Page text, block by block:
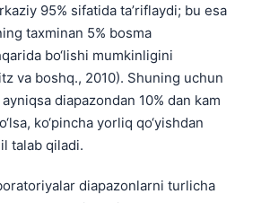
95% sifatida ta’riflaydi; bu esa
taxminan 5% bosma
bo‘lishi mumkinligini
va boshq., 2010). Shuning uchun
diapazondan 10% dan kam
ko‘pincha yorliq qo‘yishdan
talab qiladi.
diapazonlarni turlicha